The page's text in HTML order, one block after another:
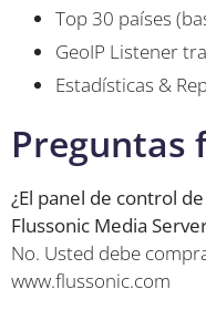
Top 30 países
GeoIP Listener
Estadísticas &
Preguntas
¿El panel de control
Flussonic Media
No. Usted debe
www.flussonic.com